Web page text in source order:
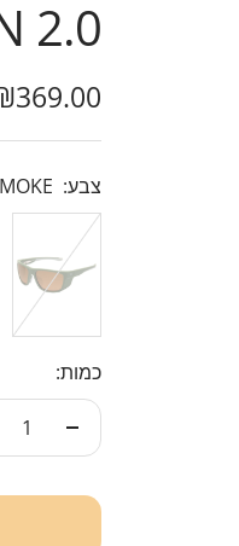
2.0
מבצע
צבע:
COPPER
כמות: